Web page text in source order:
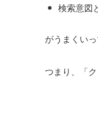
検索意図
がうまくいっ
つまり、「